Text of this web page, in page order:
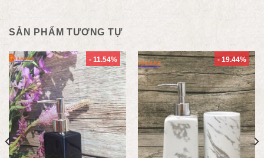
SẢN PHẨM TƯƠNG TỰ
- 11.54% - 19.44%